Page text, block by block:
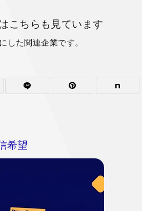
こちらも見ています
した関連企業です。
希望